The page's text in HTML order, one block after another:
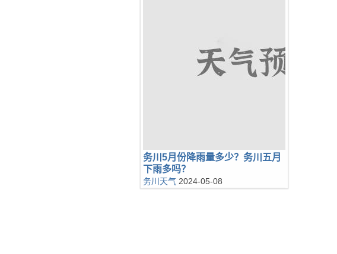
务川5月份降雨量多少？务川五月
下雨多吗？
务川天气 2024-05-08